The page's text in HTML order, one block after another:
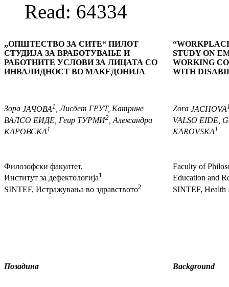
Read: 64334
„ОПШТЕСТВО ЗА СИТЕ“ ПИЛОТ
СТУДИЈА ЗА ВРАБОТУВАЊЕ И
РАБОТНИТЕ УСЛОВИ ЗА ЛИЦАТА СО
ИНВАЛИДНОСТ ВО МАКЕДОНИЈА
Зора ЈАЧОВА1 , Лисбет ГРУТ, Катрине
ВАЛСО ЕИДЕ , Геир ТУРМИ2 , Александра
КАРОВСКА1
Филозофски факултет,
Институт за дефектологија1
SINTEF, Истражувања во здравството2
“
STUDY ON
WORKING
WITH
Zora JACHOVA
VALSO EIDE ,
KAROVSKA1
Faculty of
Education and
SINTEF, Health
Позадина Background